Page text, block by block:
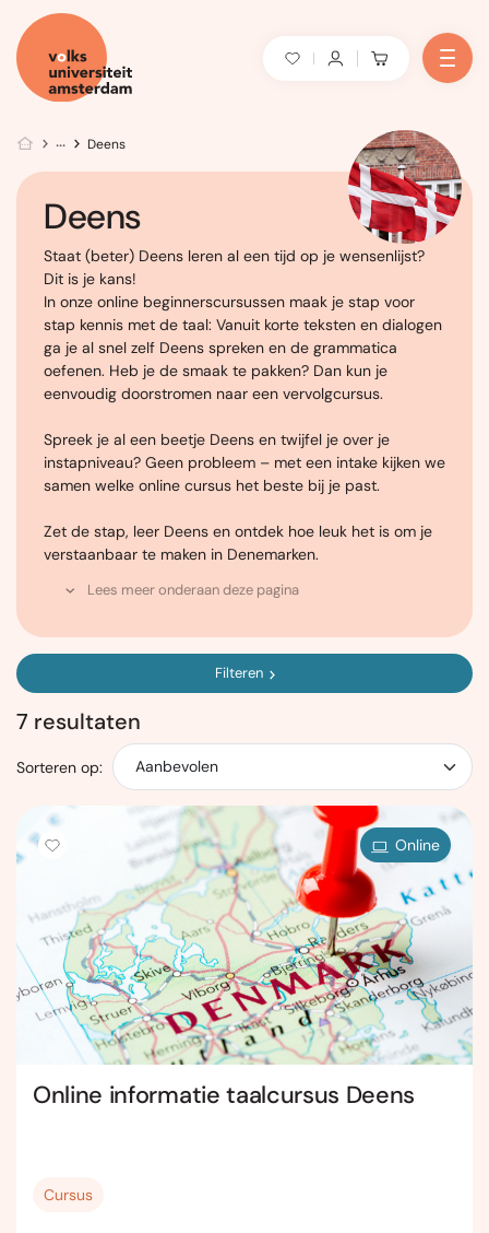
Deens
Deens
Staat (beter) Deens leren al een tijd op je wensenlijst?
Dit is je kans!
In onze online beginnerscursussen maak je stap voor
stap kennis met de taal: Vanuit korte teksten en dialogen
ga je al snel zelf Deens spreken en de grammatica
oefenen. Heb je de smaak te pakken? Dan kun je
eenvoudig doorstromen naar een vervolgcursus.
Spreek je al een beetje Deens en twijfel je over je
instapniveau? Geen probleem – met een intake kijken we
samen welke online cursus het beste bij je past.
Zet de stap, leer Deens en ontdek hoe leuk het is om je
verstaanbaar te maken in Denemarken.
Lees meer onderaan deze pagina
Filteren
7 resultaten
Sorteren op:
Online
Online informatie taalcursus Deens
Cursus